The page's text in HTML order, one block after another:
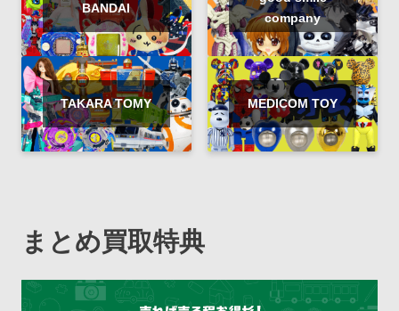
BANDAI
company
TAKARA TOMY MEDICOM TOY
まとめ買取特典